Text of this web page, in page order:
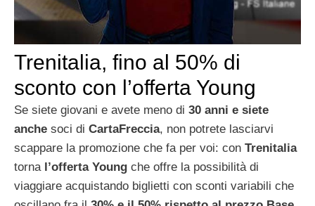
Trenitalia, fino al 50% di
sconto con l’offerta Young
Se siete giovani e avete meno di 30 anni e siete
anche soci di CartaFreccia, non potrete lasciarvi
scappare la promozione che fa per voi: con Trenitalia
torna l’offerta Young che offre la possibilità di
viaggiare acquistando biglietti con sconti variabili che